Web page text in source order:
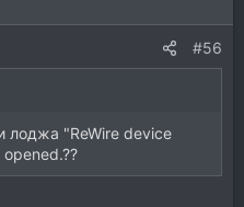
#56
лоджа "ReWire device
opened.??